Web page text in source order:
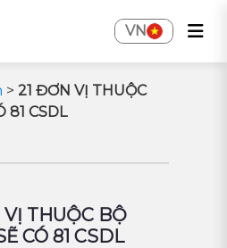
VN
> 21 ĐƠN VỊ THUỘC
81 CSDL
THUỘC BỘ
CÓ 81 CSDL